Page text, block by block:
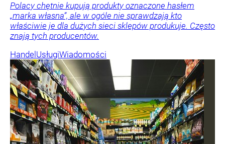
Polacy chętnie kupują produkty oznaczone hasłem
„marka własna”, ale w ogóle nie sprawdzają kto
właściwie je dla dużych sieci sklepów produkuje. Często
znają tych producentów.
Handel UsługiWiadomości